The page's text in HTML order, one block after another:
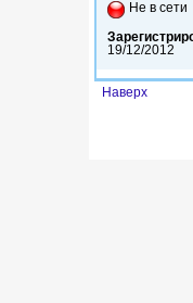
Не в сети
19/12/2012
Наверх